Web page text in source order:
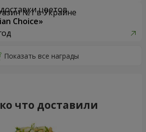
цветов
Choice»
что доставили